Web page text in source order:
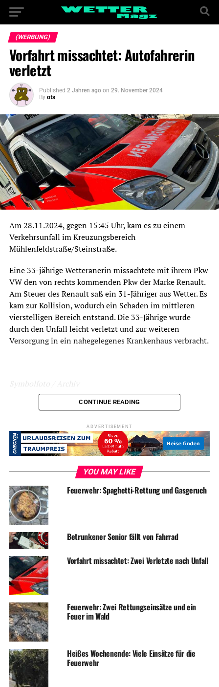
(WERBUNG)
Vorfahrt missachtet: Autofahrerin
verletzt
Published 2 Jahren ago on 29. November 2024
By ots
Am 28.11.2024, gegen 15:45 Uhr, kam es zu einem
Verkehrsunfall im Kreuzungsbereich
Mühlenfeldstraße/Steinstraße.
Eine 33-jährige Wetteranerin missachtete mit ihrem Pkw
VW den von rechts kommenden Pkw der Marke Renault.
Am Steuer des Renault saß ein 31-Jähriger aus Wetter. Es
kam zur Kollision, wodurch ein Schaden im mittleren
vierstelligen Bereich entstand. Die 33-Jährige wurde
durch den Unfall leicht verletzt und zur weiteren
Versorgung in ein nahegelegenes Krankenhaus verbracht.
Symbolfoto / Archiv
ADVERTISEMENT
RELATED TOPICS: BLAULICHT NEWS UNFALL
Gans blöder Unfall – Feuerwehr und andere helfen
DON'T MISS
Seniorin bei Unfall verletzt
CONTINUE READING
ADVERTISEMENT
YOU MAY LIKE
Feuerwehr: Spaghetti-Rettung und Gasgeruch
Betrunkener Senior fällt von Fahrrad
Vorfahrt missachtet: Zwei Verletzte nach Unfall
Feuerwehr: Zwei Rettungseinsätze und ein
Feuer im Wald
Heißes Wochenende: Viele Einsätze für die
Feuerwehr